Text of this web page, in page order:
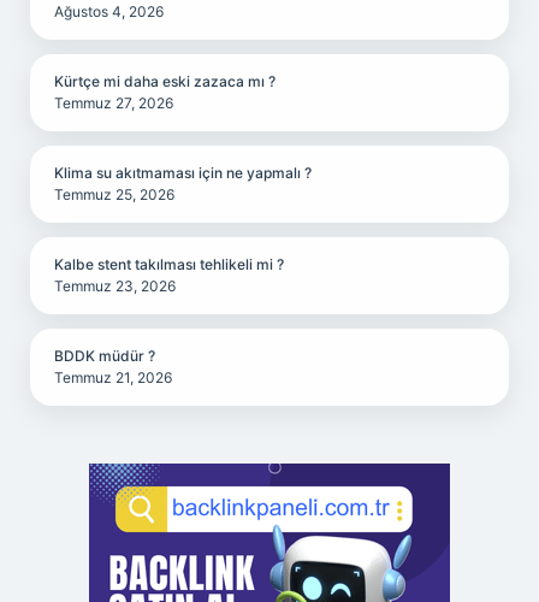
Ağustos 4, 2026
Kürtçe mi daha eski zazaca mı ?
Temmuz 27, 2026
Klima su akıtmaması için ne yapmalı ?
Temmuz 25, 2026
Kalbe stent takılması tehlikeli mi ?
Temmuz 23, 2026
BDDK müdür ?
Temmuz 21, 2026